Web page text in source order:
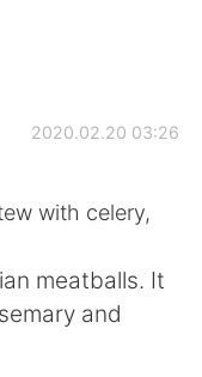
2020.02.20 03:26
with celery,
meatballs. It
and